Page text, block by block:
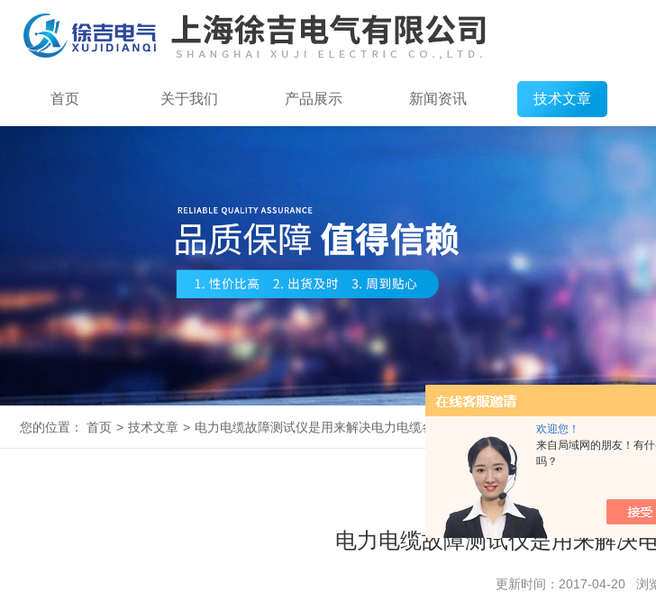
欢迎您！
来自局域网的朋友！有
吗？
首页 关于我们 产品展示 新闻资讯 技术文章
您的位置： 首页 > 技术文章 > 电力电缆故障测试仪是用来解决电力电缆各种故障的测试
电力电缆故障测试仪是用来解决
更新时间：2017-04-20 浏